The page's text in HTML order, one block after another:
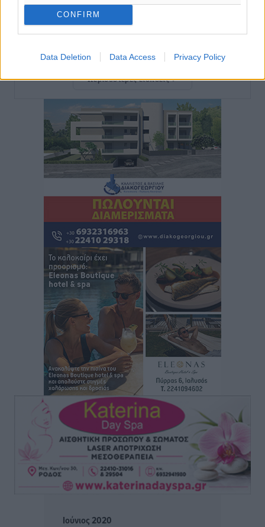
CONFIRM
Data Deletion Data Access Privacy Policy
Διαγόρας: Ανανέωσε ο Μιχάλης Χατζηγεωργίου
πριν 13 λεπτά
ΔΕΑΣ Δάφνη Ρόδου: Η Ευαγγελία Τετράδη στο
Αθλητικά• πριν 15 λεπτά
Γ.Σ. Διαγόρας: Το οργανόγραμμα των Ακαδημιών
Αθλητικά πριν 16 λεπτά
Σταυρός Καλυθιών: Απέκτησε και την Ειρήνη
Καρελλάκη
πριν 45 λεπτά
Πρωτάθλημα Καλαθοσφαίρισης Δικηγορικών
Συλλόγων Ελλάδας και Κύπρου: Η Ρόδος φιλοξένησε
με επιτυχία την 17η διοργάνωση
Αθλητικά• πριν 58 λεπτά
Φοιτητική στέγη: «Φωτιά» τα ενοίκια σε Αθήνα και
Θεσσαλονίκη – Έως 800 ευρώ στο Ρέθυμνο
πριν 1 ώρα
Η Τουρκία σε νέο «κρεσέντο» προκλήσεων στο Αιγαίο
με 18 παραβάσεις και παραβιάσεις
Ειδήσεις• πριν 1 ώρα
Θερινές εκπτώσεις 2026 έως τις 31 Αυγούστου – Τι
πρέπει να προσέξουν οι καταναλωτές
πριν 1 ώρα
ΑΔΜΗΕ: Ολοκληρώνεται η ηλεκτρική διασύνδεση των
Κυκλάδων, τα οφέλη
Περισσότερες ειδήσεις
Ιούνιος 2020